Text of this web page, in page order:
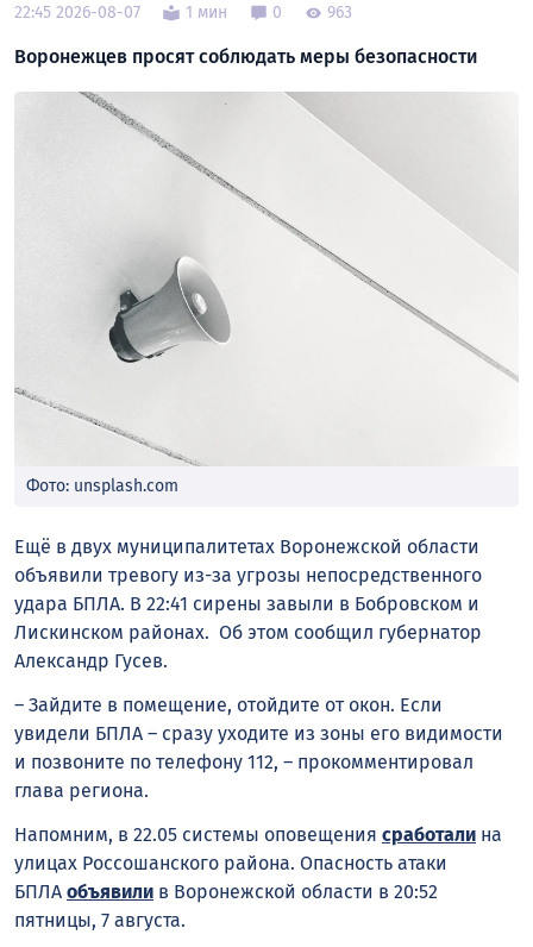
22:45 2026-08-07 1 мин 0 963
Воронежцев просят соблюдать меры безопасности
Фото: unsplash.com
Ещё в двух муниципалитетах Воронежской области
объявили тревогу из-за угрозы непосредственного
удара БПЛА. В 22:41 сирены завыли в Бобровском и
Лискинском районах. Об этом сообщил губернатор
Александр Гусев.
– Зайдите в помещение, отойдите от окон. Если
увидели БПЛА – сразу уходите из зоны его видимости
и позвоните по телефону 112, – прокомментировал
глава региона.
Напомним, в 22.05 системы оповещения сработали на
улицах Россошанского района. Опасность атаки
БПЛА объявили в Воронежской области в 20:52
пятницы, 7 августа.